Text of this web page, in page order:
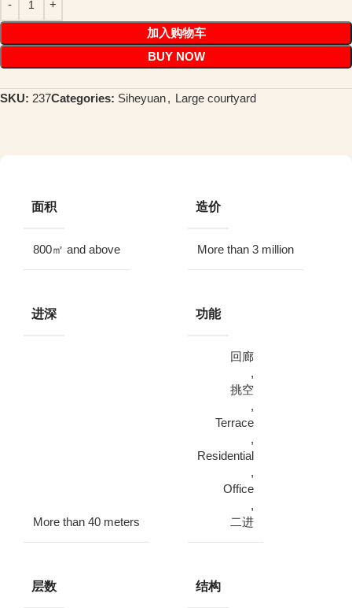
加入购物车
BUY NOW
SKU: 237Categories: Siheyuan, Large courtyard
面积
800㎡ and above
造价
More than 3 million
进深
More than 40 meters
功能
回廊
,
挑空
,
Terrace
,
Residential
,
Office
,
二进
层数 结构